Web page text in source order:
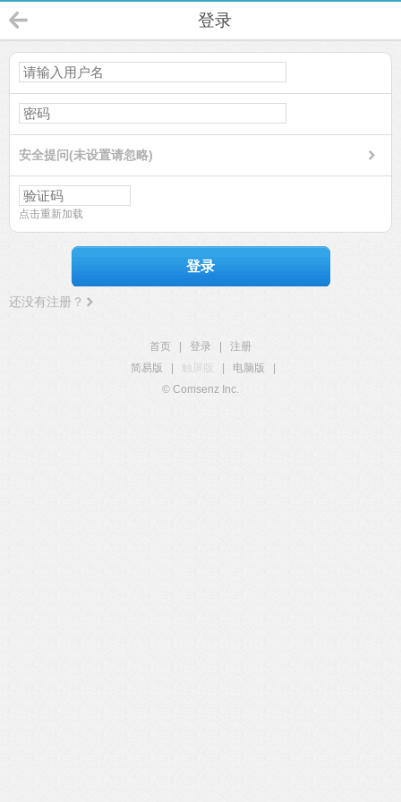
登录
安全提问(未设置请忽略)
点击重新加载
登录
还没有注册？
首页 登录
注册
简易版
触屏版 电脑版
© Comsenz Inc.